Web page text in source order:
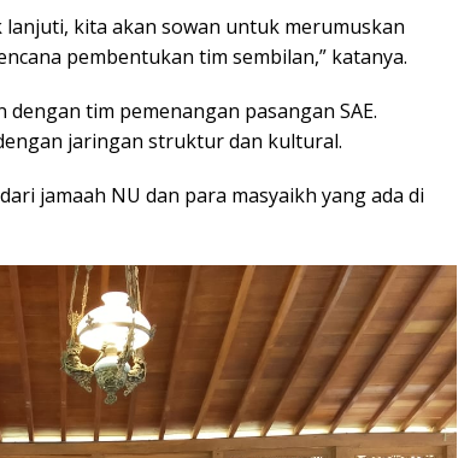
kita akan sowan untuk merumuskan
pembentukan tim sembilan,” katanya.
tim pemenangan pasangan SAE.
jaringan struktur dan kultural.
jamaah NU dan para masyaikh yang ada di